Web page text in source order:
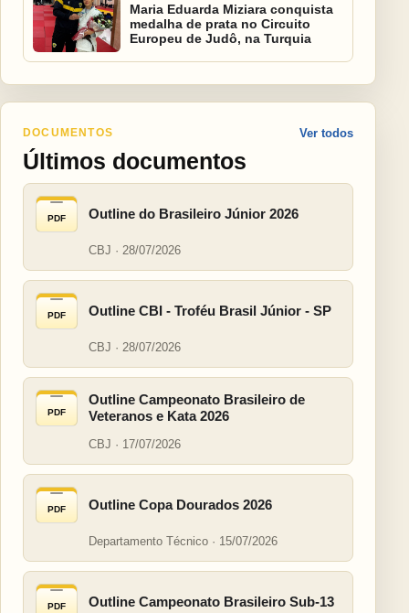
Maria Eduarda Miziara conquista
medalha de prata no Circuito
Europeu de Judô, na Turquia
DOCUMENTOS
Últimos documentos
Ver todos
PDF Outline do Brasileiro Júnior 2026
CBJ · 28/07/2026
PDF Outline CBI - Troféu Brasil Júnior - SP
CBJ · 28/07/2026
PDF
Outline Campeonato Brasileiro de
Veteranos e Kata 2026
CBJ · 17/07/2026
PDF Outline Copa Dourados 2026
Departamento Técnico · 15/07/2026
PDF Outline Campeonato Brasileiro Sub-13